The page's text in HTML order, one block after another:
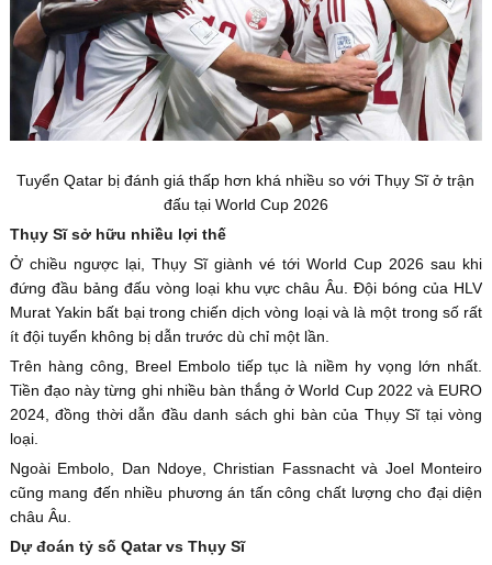
Tuyển Qatar bị đánh giá thấp hơn khá nhiều so với Thụy Sĩ ở trận
đấu tại World Cup 2026
Thụy Sĩ sở hữu nhiều lợi thế
Ở chiều ngược lại, Thụy Sĩ giành vé tới World Cup 2026 sau khi
đứng đầu bảng đấu vòng loại khu vực châu Âu. Đội bóng của HLV
Murat Yakin bất bại trong chiến dịch vòng loại và là một trong số rất
ít đội tuyển không bị dẫn trước dù chỉ một lần.
Trên hàng công, Breel Embolo tiếp tục là niềm hy vọng lớn nhất.
Tiền đạo này từng ghi nhiều bàn thắng ở World Cup 2022 và EURO
2024, đồng thời dẫn đầu danh sách ghi bàn của Thụy Sĩ tại vòng
loại.
Ngoài Embolo, Dan Ndoye, Christian Fassnacht và Joel Monteiro
cũng mang đến nhiều phương án tấn công chất lượng cho đại diện
châu Âu.
Dự đoán tỷ số Qatar vs Thụy Sĩ